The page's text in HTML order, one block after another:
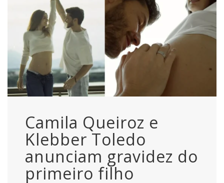
Camila Queiroz e
Klebber Toledo
anunciam gravidez do
primeiro filho